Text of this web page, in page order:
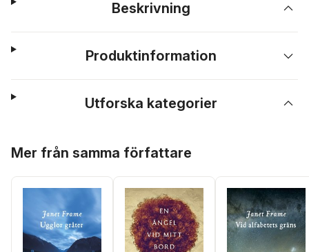
Beskrivning
Produktinformation
Utforska kategorier
Mer från samma författare